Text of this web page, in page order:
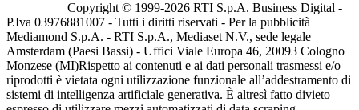
Copyright © 1999-2026 RTI S.p.A. Business Digital -
P.Iva 03976881007 - Tutti i diritti riservati - Per la pubblicità
Mediamond S.p.A. - RTI S.p.A., Mediaset N.V., sede legale
Amsterdam (Paesi Bassi) - Uffici Viale Europa 46, 20093 Cologno
Monzese (MI)Rispetto ai contenuti e ai dati personali trasmessi e/o
riprodotti è vietata ogni utilizzazione funzionale all’addestramento di
sistemi di intelligenza artificiale generativa. È altresì fatto divieto